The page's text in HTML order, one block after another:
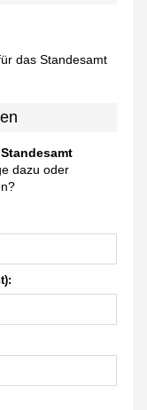
das Standesamt
Standesamt
dazu oder